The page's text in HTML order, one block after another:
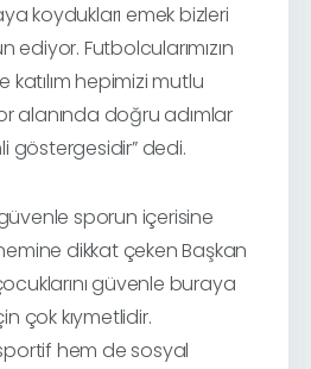
koydukları emek bizleri
Futbolcularımızın
hepimizi mutlu
alanında doğru adımlar
göstergesidir” dedi.
sporun içerisine
dikkat çeken Başkan
güvenle buraya
çok kıymetlidir.
hem de sosyal